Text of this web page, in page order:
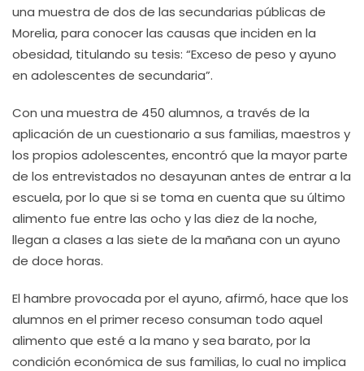
una muestra de dos de las secundarias públicas de
Morelia, para conocer las causas que inciden en la
obesidad, titulando su tesis: “Exceso de peso y ayuno
en adolescentes de secundaria”.
Con una muestra de 450 alumnos, a través de la
aplicación de un cuestionario a sus familias, maestros y
los propios adolescentes, encontró que la mayor parte
de los entrevistados no desayunan antes de entrar a la
escuela, por lo que si se toma en cuenta que su último
alimento fue entre las ocho y las diez de la noche,
llegan a clases a las siete de la mañana con un ayuno
de doce horas.
El hambre provocada por el ayuno, afirmó, hace que los
alumnos en el primer receso consuman todo aquel
alimento que esté a la mano y sea barato, por la
condición económica de sus familias, lo cual no implica